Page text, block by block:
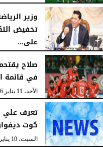
وزير
تخفيض
على...
الأربعاء، 14 يناير 2026 03:56 صـ
صلاح
في قائمة
الأحد، 11 يناير 2026
تعرف علي
كوت
السبت، 10 يناير 2026